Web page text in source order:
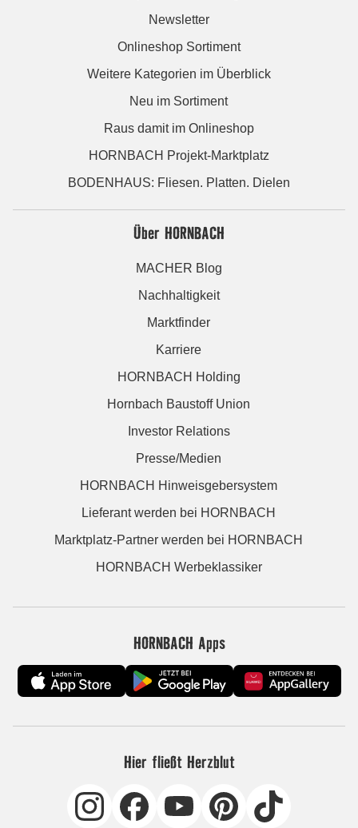
Newsletter
Onlineshop Sortiment
Weitere Kategorien im Überblick
Neu im Sortiment
Raus damit im Onlineshop
HORNBACH Projekt-Marktplatz
BODENHAUS: Fliesen. Platten. Dielen
Über HORNBACH
MACHER Blog
Nachhaltigkeit
Marktfinder
Karriere
HORNBACH Holding
Hornbach Baustoff Union
Investor Relations
Presse/Medien
HORNBACH Hinweisgebersystem
Lieferant werden bei HORNBACH
Marktplatz-Partner werden bei HORNBACH
HORNBACH Werbeklassiker
HORNBACH Apps
Hier fließt Herzblut